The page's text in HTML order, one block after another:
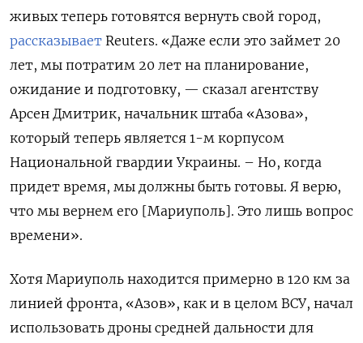
живых теперь готовятся вернуть свой город,
рассказывает Reuters. «Даже если это займет 20
лет, мы потратим 20 лет на планирование,
ожидание и подготовку, — сказал агентству
Арсен Дмитрик, начальник штаба «Азова»,
который теперь является 1-м корпусом
Национальной гвардии Украины. – Но, когда
придет время, мы должны быть готовы. Я верю,
что мы вернем его [Мариуполь]. Это лишь вопрос
времени».
Хотя Мариуполь находится примерно в 120 км за
линией фронта, «Азов», как и в целом ВСУ, начал
использовать дроны средней дальности для